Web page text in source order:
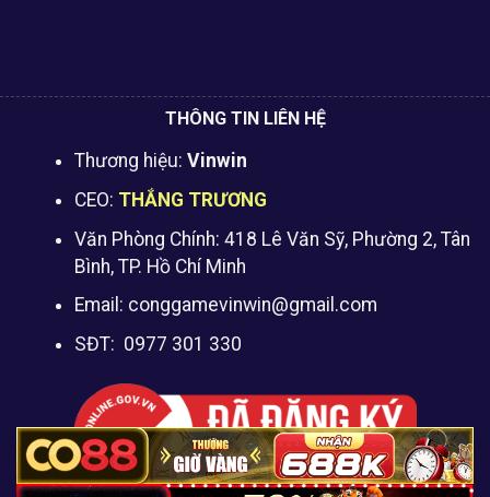
THÔNG TIN LIÊN HỆ
Thương hiệu: Vinwin
CEO: THẮNG TRƯƠNG
Văn Phòng Chính: 418 Lê Văn Sỹ, Phường 2, Tân
Bình, TP. Hồ Chí Minh
Email: conggamevinwin@gmail.com
SĐT: 0977 301 330